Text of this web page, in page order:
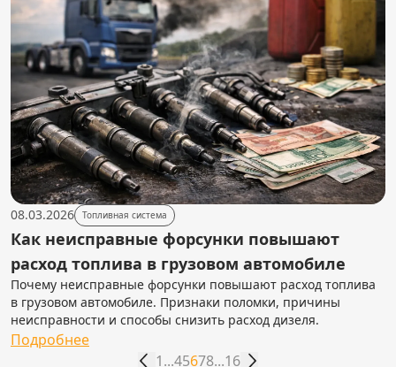
08.03.2026 Топливная система
Как неисправные форсунки повышают
расход топлива в грузовом автомобиле
Почему неисправные форсунки повышают расход топлива
в грузовом автомобиле. Признаки поломки, причины
неисправности и способы снизить расход дизеля.
Подробнее
1...45678...16